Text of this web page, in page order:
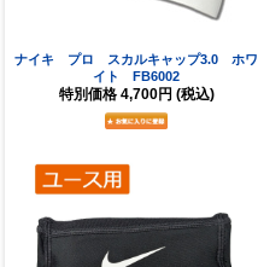
ナイキ プロ スカルキャップ3.0 ホワ
イト FB6002
特別価格 4,700円 (税込)